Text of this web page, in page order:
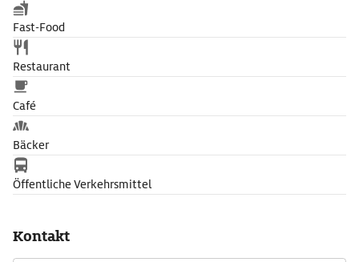
Fast-Food
Restaurant
Café
Bäcker
Öffentliche Verkehrsmittel
Kontakt